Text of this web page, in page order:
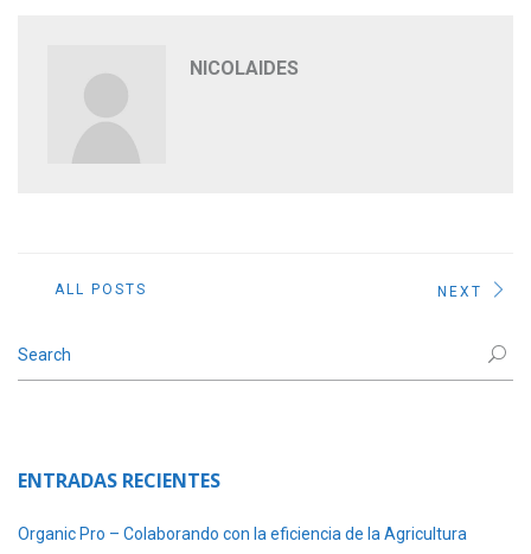
NICOLAIDES
ALL POSTS NEXT
ENTRADAS RECIENTES
Organic Pro – Colaborando con la eficiencia de la Agricultura